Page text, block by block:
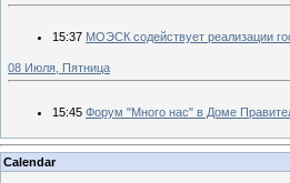
15:37 МОЭСК содействует реализации
08 Июля, Пятница
15:45 Форум "Много нас" в Доме
Calendar